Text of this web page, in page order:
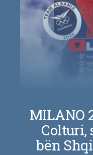
MILANO
Colturi,
bën